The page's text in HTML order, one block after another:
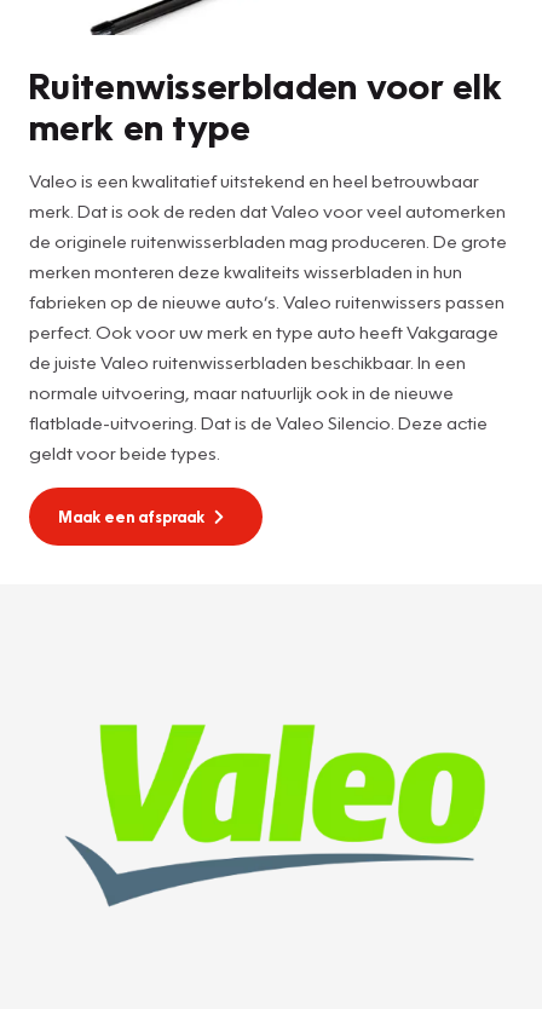
Ruitenwisserbladen voor elk
merk en type
Valeo is een kwalitatief uitstekend en heel betrouwbaar
merk. Dat is ook de reden dat Valeo voor veel automerken
de originele ruitenwisserbladen mag produceren. De grote
merken monteren deze kwaliteits wisserbladen in hun
fabrieken op de nieuwe auto’s. Valeo ruitenwissers passen
perfect. Ook voor uw merk en type auto heeft Vakgarage
de juiste Valeo ruitenwisserbladen beschikbaar. In een
normale uitvoering, maar natuurlijk ook in de nieuwe
flatblade-uitvoering. Dat is de Valeo Silencio. Deze actie
geldt voor beide types.
Maak een afspraak